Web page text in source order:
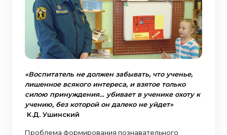
«Воспитатель не должен забывать, что ученье,
лишенное всякого интереса, и взятое только
силою принуждения… убивает в ученике охоту к
учению, без которой он далеко не уйдет»
К.Д. Ушинский
Проблема формирования познавательного